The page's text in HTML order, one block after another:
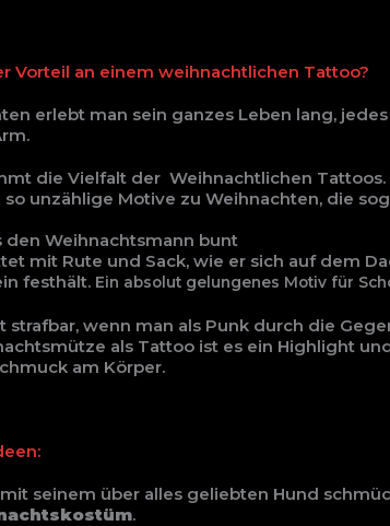
Vorteil an einem weihnachtlichen Tattoo?
erlebt man sein ganzes Leben lang,
die Vielfalt der Weihnachtlichen
so unzählige Motive zu Weihnachten, die
den Weihnachtsmann bunt
mit Rute und Sack, wie er sich auf dem
festhält. Ein absolut gelungenes Motiv für
strafbar, wenn man als Punk durch die
als Tattoo ist es ein Highlight
am Körper.
seinem über alles geliebten Hund
.